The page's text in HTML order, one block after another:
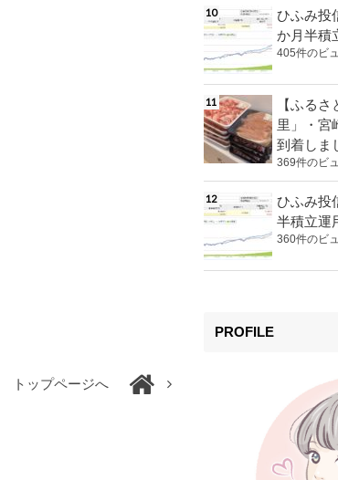
トップページへ
ひふみ投
か月半積
405件のビ
【ふる
里」・
到着しま
369件のビ
ひふみ投
半積立運
360件のビ
PROFILE